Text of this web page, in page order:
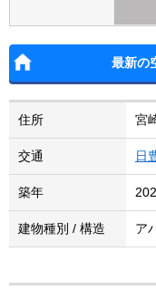
最新の
住所 宮
交通 日
築年
建物種別 / 構造 ア